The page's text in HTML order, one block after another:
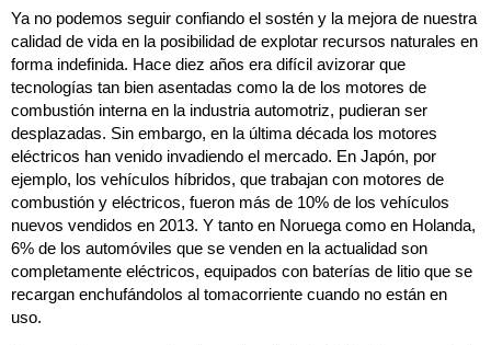
Ya no podemos seguir confiando el sostén y la mejora de nuestra
calidad de vida en la posibilidad de explotar recursos naturales en
forma indefinida. Hace diez años era difícil avizorar que
tecnologías tan bien asentadas como la de los motores de
combustión interna en la industria automotriz, pudieran ser
desplazadas. Sin embargo, en la última década los motores
eléctricos han venido invadiendo el mercado. En Japón, por
ejemplo, los vehículos híbridos, que trabajan con motores de
combustión y eléctricos, fueron más de 10% de los vehículos
nuevos vendidos en 2013. Y tanto en Noruega como en Holanda,
6% de los automóviles que se venden en la actualidad son
completamente eléctricos, equipados con baterías de litio que se
recargan enchufándolos al tomacorriente cuando no están en
uso.